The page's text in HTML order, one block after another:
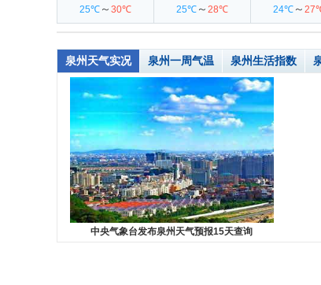
25℃ ～ 30℃ 25℃ ～ 28℃ 24℃ ～
泉州天气实况 泉州一周气温 泉州生活指数
中央气象台发布泉州天气预报15天查询